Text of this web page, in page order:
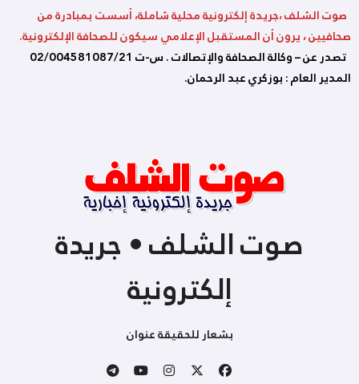
صوت الشلف ،جريدة إلكترونية محلية شاملة، أسست بمبادرة من
صحافيين ، يرون أن المستقبل الإعلامي سيكون للصحافة الإلكترونية.
تصدر عن – وكالة الصحافة والإتصالات . س-ت 02/004581087/21
المدير العام : بوزكري عبد الرحمان.
صوت الشلف • جريدة
إلكترونية
بشعار للحقيقة عنوان